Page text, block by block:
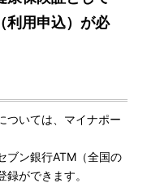
利用申込）が必
ついては、マイナポー
ブン銀行ATM（全国の
ができます。